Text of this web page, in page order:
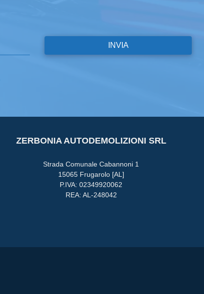
ZERBONIA AUTODEMOLIZIONI SRL
Strada Comunale Cabannoni 1
15065 Frugarolo [AL]
P.IVA: 02349920062
REA: AL-248042